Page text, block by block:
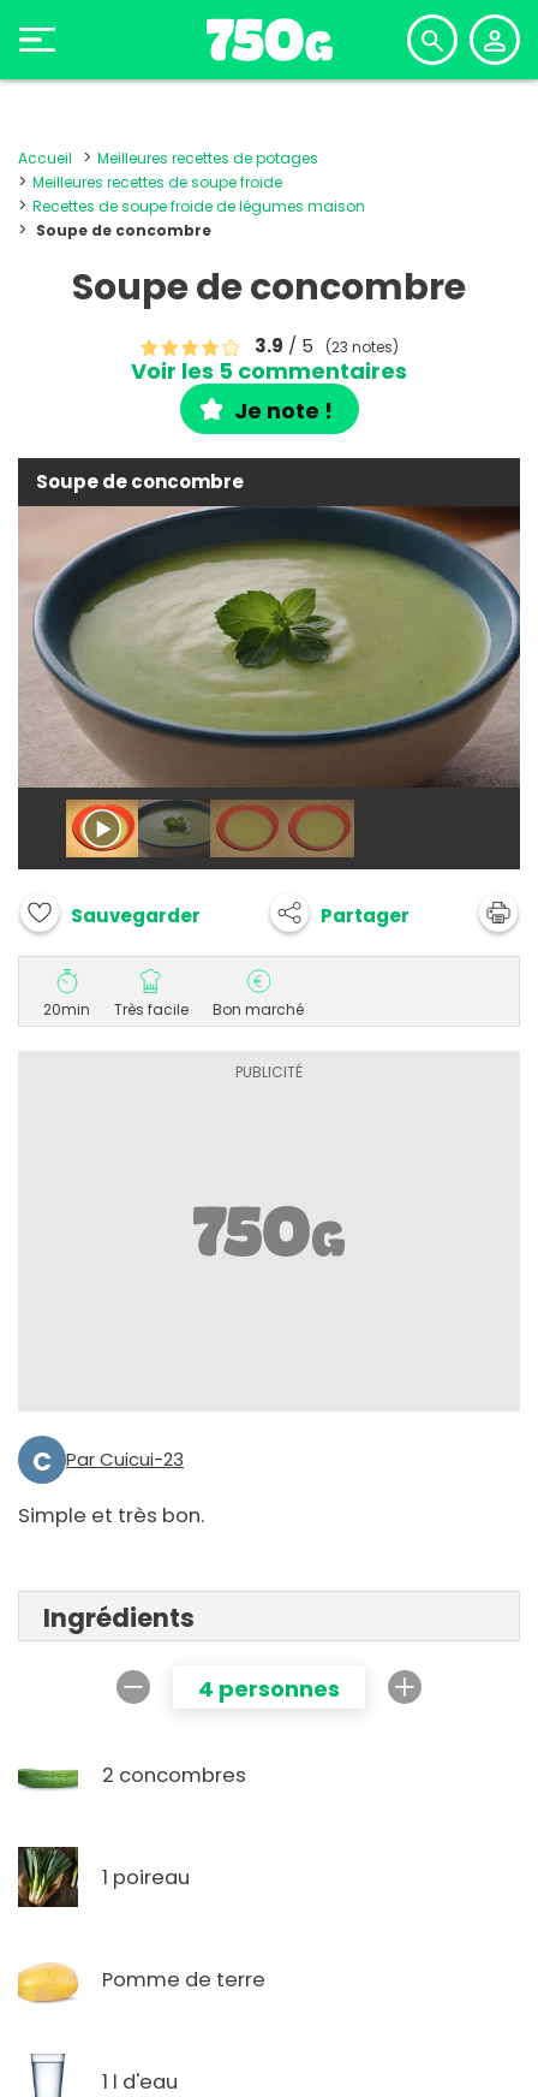
Accueil
Meilleures recettes de potages
Meilleures recettes de soupe froide
Recettes de soupe froide de légumes maison
Soupe de concombre
Soupe de concombre
3.9 / 5 (23 notes)
Voir les 5 commentaires
Je note !
Soupe de concombre
Sauvegarder Partager
20min Très facile Bon marché
C Par Cuicui-23
Simple et très bon.
Ingrédients
4 personnes
2 concombres
1 poireau
Pomme de terre
1 l d'eau